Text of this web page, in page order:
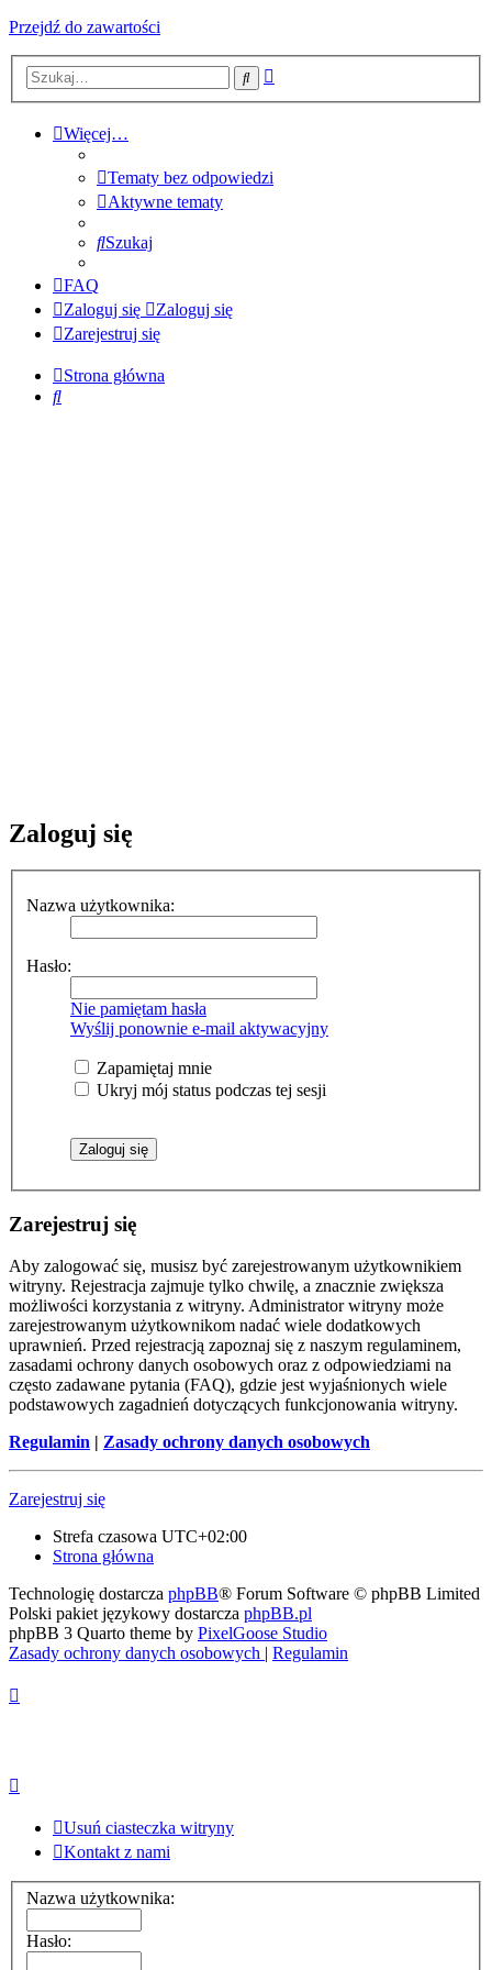
Przejdź do zawartości
Szukaj
Więcej…
Tematy bez odpowiedzi
Aktywne tematy
Szukaj
FAQ
Zaloguj się
Zaloguj się
Zarejestruj się
Strona główna
Szukaj
Zaloguj się
Nazwa użytkownika:
Hasło:
Nie pamiętam hasła
Wyślij ponownie e-mail aktywacyjny
Zapamiętaj mnie
Ukryj mój status podczas tej sesji
Zarejestruj się
Aby zalogować się, musisz być zarejestrowanym użytkownikiem
witryny. Rejestracja zajmuje tylko chwilę, a znacznie zwiększa
możliwości korzystania z witryny. Administrator witryny może
zarejestrowanym użytkownikom nadać wiele dodatkowych
uprawnień. Przed rejestracją zapoznaj się z naszym regulaminem,
zasadami ochrony danych osobowych oraz z odpowiedziami na
często zadawane pytania (FAQ), gdzie jest wyjaśnionych wiele
podstawowych zagadnień dotyczących funkcjonowania witryny.
Regulamin | Zasady ochrony danych osobowych
Zarejestruj się
Strefa czasowa UTC+02:00
Strona główna
Technologię dostarcza phpBB® Forum Software © phpBB Limited
Polski pakiet językowy dostarcza phpBB.pl
phpBB 3 Quarto theme by PixelGoose Studio
Zasady ochrony danych osobowych | Regulamin
Usuń ciasteczka witryny
Kontakt z nami
Nazwa użytkownika:
Hasło: